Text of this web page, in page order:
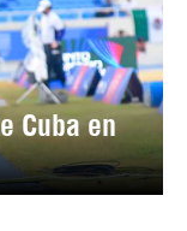
Cuba en